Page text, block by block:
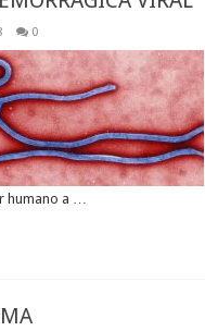
0
humano a …